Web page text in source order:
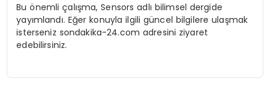
Bu önemli çalışma, Sensors adlı bilimsel dergide
yayımlandı. Eğer konuyla ilgili güncel bilgilere ulaşmak
isterseniz sondakika-24.com adresini ziyaret
edebilirsiniz.